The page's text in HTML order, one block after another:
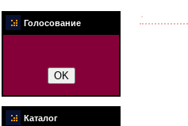
Голосование
Каталог